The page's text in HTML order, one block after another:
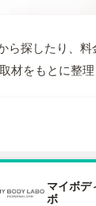
探したり、
材をもとに整理
マイボデ
ボ